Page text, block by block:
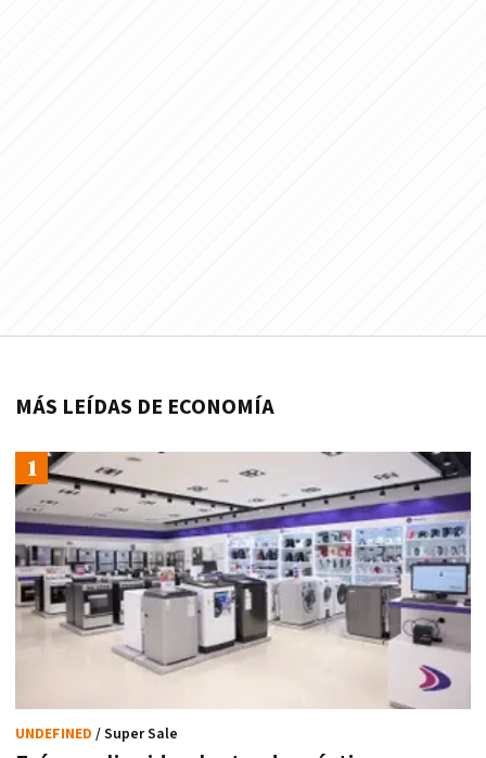
MÁS LEÍDAS DE ECONOMÍA
UNDEFINED / Super Sale